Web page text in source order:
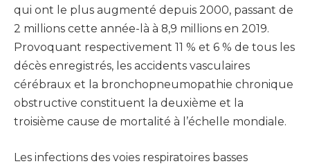
qui ont le plus augmenté depuis 2000, passant de
2 millions cette année-là à 8,9 millions en 2019.
Provoquant respectivement 11 % et 6 % de tous les
décès enregistrés, les accidents vasculaires
cérébraux et la bronchopneumopathie chronique
obstructive constituent la deuxième et la
troisième cause de mortalité à l’échelle mondiale.
Les infections des voies respiratoires basses